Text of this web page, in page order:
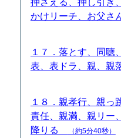
かけリーチ、お父さ
１７．落とす、同聴
表、表ドラ、親、親
１８．親孝行、親っ
責任、親満、親リー
降りる
（約5分40秒）